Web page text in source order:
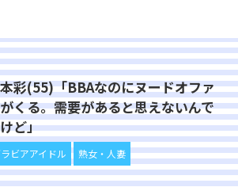
彩(55)「BBAなのにヌードオファ
くる。需要があると思えないんで
ど」
ビアアイドル 熟女・人妻